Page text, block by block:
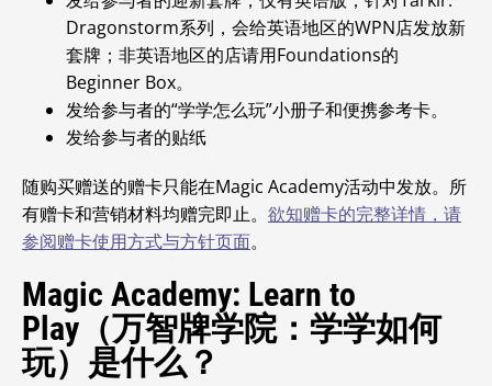
Dragonstorm系列，会给英语地区的WPN店发放新
套牌 ；非英语地区的店请用Foundations的
Beginner Box。
发给参与者的“学学怎么玩”小册子和便携参考卡。
发给参与者的贴纸
随购买赠送的赠卡只能在Magic Academy活动中发放。所
有赠卡和营销材料均赠完即止。 欲知赠卡的完整详情，请
参阅赠卡使用方式与方针页面。
Magic Academy: Learn to
Play（万智牌学院：学学如何
玩）是什么？